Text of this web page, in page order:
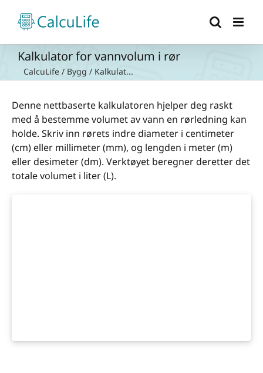
content
Kalkulator for vannvolum i rør
CalcuLife / Bygg / Kalkulat...
Denne nettbaserte kalkulatoren hjelper deg raskt
med å bestemme volumet av vann en rørledning kan
holde. Skriv inn rørets indre diameter i centimeter
(cm) eller millimeter (mm), og lengden i meter (m)
eller desimeter (dm). Verktøyet beregner deretter det
totale volumet i liter (L).